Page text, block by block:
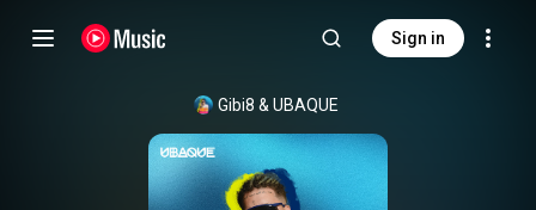
Sign in
Gibi8 & UBAQUE